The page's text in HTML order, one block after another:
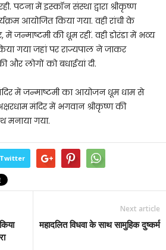
पटना में इस्कॉन संस्था द्वारा श्रीकृष्ण
आयोजित किया गया. वही रांची के
में जन्माष्टमी की धूम रहीं. वही डोरंडा में भव्य
गया जहां पर राज्यपाल ने जाकर
और लोगों को बधाईयां दी.
में जन्माष्टमी का आयोजन धूम धाम से
मंदिर में भगवान श्रीकृष्ण की
मनाया गया.
Twitter
Next article
महादलित विधवा के साथ सामुहिक दुष्कर्म